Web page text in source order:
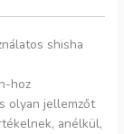
shisha
hoz
olyan jellemzőt
anélkül,